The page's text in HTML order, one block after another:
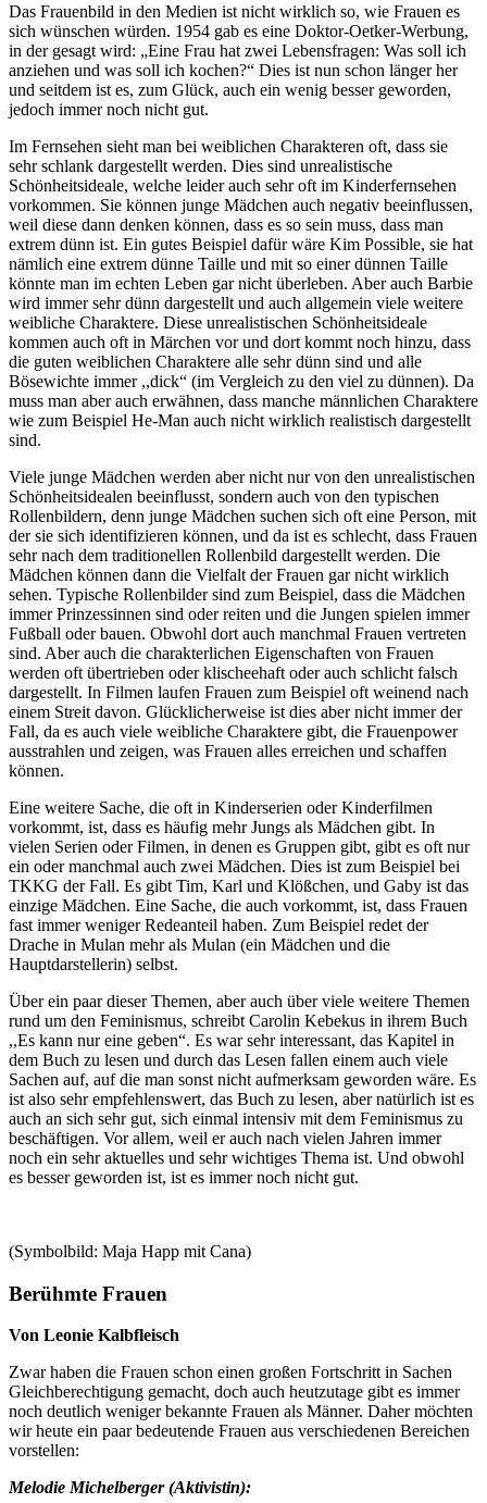
Das Frauenbild in den Medien ist nicht wirklich so, wie Frauen es
sich wünschen würden. 1954 gab es eine Doktor-Oetker-Werbung,
in der gesagt wird: „Eine Frau hat zwei Lebensfragen: Was soll ich
anziehen und was soll ich kochen?“ Dies ist nun schon länger her
und seitdem ist es, zum Glück, auch ein wenig besser geworden,
jedoch immer noch nicht gut.
Im Fernsehen sieht man bei weiblichen Charakteren oft, dass sie
sehr schlank dargestellt werden. Dies sind unrealistische
Schönheitsideale, welche leider auch sehr oft im Kinderfernsehen
vorkommen. Sie können junge Mädchen auch negativ beeinflussen,
weil diese dann denken können, dass es so sein muss, dass man
extrem dünn ist. Ein gutes Beispiel dafür wäre Kim Possible, sie hat
nämlich eine extrem dünne Taille und mit so einer dünnen Taille
könnte man im echten Leben gar nicht überleben. Aber auch Barbie
wird immer sehr dünn dargestellt und auch allgemein viele weitere
weibliche Charaktere. Diese unrealistischen Schönheitsideale
kommen auch oft in Märchen vor und dort kommt noch hinzu, dass
die guten weiblichen Charaktere alle sehr dünn sind und alle
Bösewichte immer ,,dick“ (im Vergleich zu den viel zu dünnen). Da
muss man aber auch erwähnen, dass manche männlichen Charaktere
wie zum Beispiel He-Man auch nicht wirklich realistisch dargestellt
sind.
Viele junge Mädchen werden aber nicht nur von den unrealistischen
Schönheitsidealen beeinflusst, sondern auch von den typischen
Rollenbildern, denn junge Mädchen suchen sich oft eine Person, mit
der sie sich identifizieren können, und da ist es schlecht, dass Frauen
sehr nach dem traditionellen Rollenbild dargestellt werden. Die
Mädchen können dann die Vielfalt der Frauen gar nicht wirklich
sehen. Typische Rollenbilder sind zum Beispiel, dass die Mädchen
immer Prinzessinnen sind oder reiten und die Jungen spielen immer
Fußball oder bauen. Obwohl dort auch manchmal Frauen vertreten
sind. Aber auch die charakterlichen Eigenschaften von Frauen
werden oft übertrieben oder klischeehaft oder auch schlicht falsch
dargestellt. In Filmen laufen Frauen zum Beispiel oft weinend nach
einem Streit davon. Glücklicherweise ist dies aber nicht immer der
Fall, da es auch viele weibliche Charaktere gibt, die Frauenpower
ausstrahlen und zeigen, was Frauen alles erreichen und schaffen
können.
Eine weitere Sache, die oft in Kinderserien oder Kinderfilmen
vorkommt, ist, dass es häufig mehr Jungs als Mädchen gibt. In
vielen Serien oder Filmen, in denen es Gruppen gibt, gibt es oft nur
ein oder manchmal auch zwei Mädchen. Dies ist zum Beispiel bei
TKKG der Fall. Es gibt Tim, Karl und Klößchen, und Gaby ist das
einzige Mädchen. Eine Sache, die auch vorkommt, ist, dass Frauen
fast immer weniger Redeanteil haben. Zum Beispiel redet der
Drache in Mulan mehr als Mulan (ein Mädchen und die
Hauptdarstellerin) selbst.
Über ein paar dieser Themen, aber auch über viele weitere Themen
rund um den Feminismus, schreibt Carolin Kebekus in ihrem Buch
,,Es kann nur eine geben“. Es war sehr interessant, das Kapitel in
dem Buch zu lesen und durch das Lesen fallen einem auch viele
Sachen auf, auf die man sonst nicht aufmerksam geworden wäre. Es
ist also sehr empfehlenswert, das Buch zu lesen, aber natürlich ist es
auch an sich sehr gut, sich einmal intensiv mit dem Feminismus zu
beschäftigen. Vor allem, weil er auch nach vielen Jahren immer
noch ein sehr aktuelles und sehr wichtiges Thema ist. Und obwohl
es besser geworden ist, ist es immer noch nicht gut.
(Symbolbild: Maja Happ mit Cana)
Berühmte Frauen
Von Leonie Kalbfleisch
Zwar haben die Frauen schon einen großen Fortschritt in Sachen
Gleichberechtigung gemacht, doch auch heutzutage gibt es immer
noch deutlich weniger bekannte Frauen als Männer. Daher möchten
wir heute ein paar bedeutende Frauen aus verschiedenen Bereichen
vorstellen:
Melodie Michelberger (Aktivistin):